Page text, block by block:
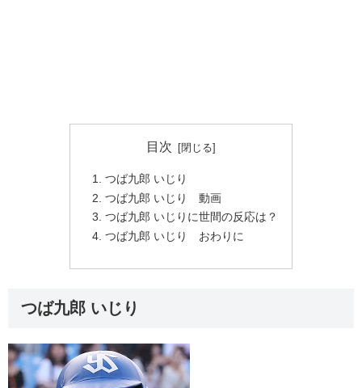
目次
つば九郎 いじり
つば九郎 いじり 動画
つば九郎 いじりに世間の反応は？
つば九郎 いじり おわりに
つば九郎 いじり